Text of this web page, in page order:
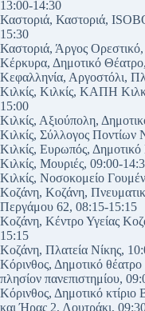
13:00-14:30
Καστοριά, Καστοριά,
15:30
Καστοριά, Άργος
Κέρκυρα, Δημοτικό
Κεφαλληνία, Αργοστόλι,
Κιλκίς, Κιλκίς, ΚΑΠΗ
15:00
Κιλκίς, Αξιούπολη,
Κιλκίς, Σύλλογος Ποντίων
Κιλκίς, Ευρωπός,
Κιλκίς, Μουριές, 09:00-
Κιλκίς, Νοσοκομείο
Κοζάνη, Κοζάνη,
Περγάμου 62, 08:15-15:15
Κοζάνη, Κέντρο Υγείας
15:15
Κοζάνη, Πλατεία Νίκης,
Κόρινθος, Δημοτικό
πλησίον πανεπιστημίου,
Κόρινθος, Δημοτικό
και Ήρας 2, Λουτράκι,